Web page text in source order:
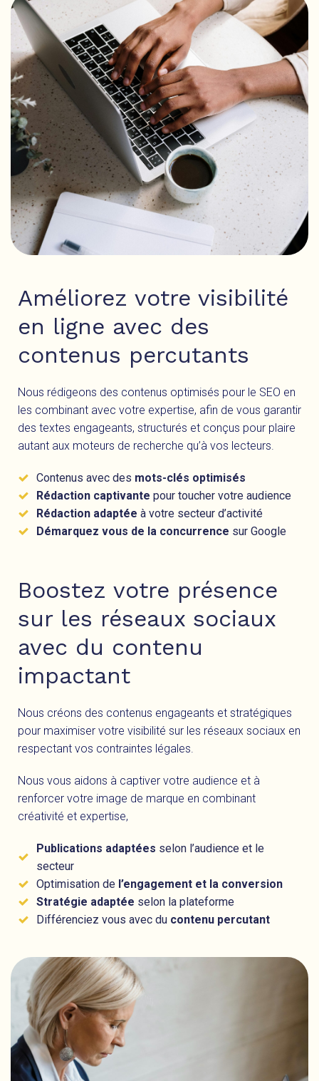
Améliorez votre visibilité
en ligne avec des
contenus percutants
Nous rédigeons des contenus optimisés pour le SEO en
les combinant avec votre expertise, afin de vous garantir
des textes engageants, structurés et conçus pour plaire
autant aux moteurs de recherche qu’à vos lecteurs.
Contenus avec des mots-clés optimisés
Rédaction captivante pour toucher votre audience
Rédaction adaptée à votre secteur d’activité
Démarquez vous de la concurrence sur Google
Boostez votre présence
sur les réseaux sociaux
avec du contenu
impactant
Nous créons des contenus engageants et stratégiques
pour maximiser votre visibilité sur les réseaux sociaux en
respectant vos contraintes légales.
Nous vous aidons à captiver votre audience et à
renforcer votre image de marque en combinant
créativité et expertise,
Publications adaptées selon l’audience et le
secteur
Optimisation de l’engagement et la conversion
Stratégie adaptée selon la plateforme
Différenciez vous avec du contenu percutant